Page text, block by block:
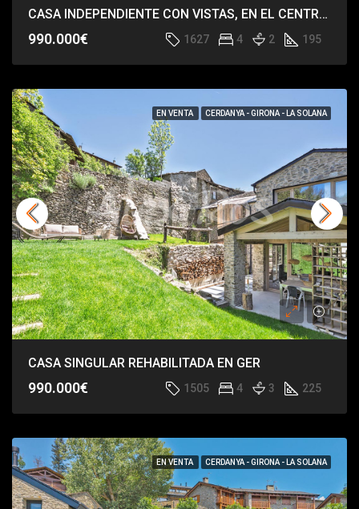
CASA INDEPENDIENTE CON VISTAS, EN EL CENTRO DE BOLVIR
990.000€ 1627 4 2 195
EN VENTA CERDANYA - GIRONA - LA SOLANA
CASA SINGULAR REHABILITADA EN GER
990.000€ 1505 4 3 225
EN VENTA CERDANYA - GIRONA - LA SOLANA